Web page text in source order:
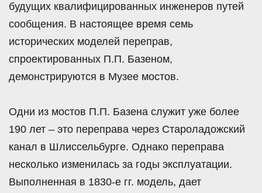
будущих квалифицированных инженеров путей
сообщения. В настоящее время семь
исторических моделей переправ,
спроектированных П.П. Базеном,
демонстрируются в Музее мостов.
Одни из мостов П.П. Базена служит уже более
190 лет – это переправа через Староладожский
канал в Шлиссельбурге. Однако переправа
несколько изменилась за годы эксплуатации.
Выполненная в 1830-е гг. модель, дает